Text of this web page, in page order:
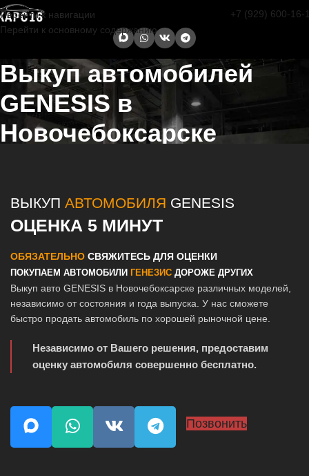
Перейти к навигации
Перейти к основному содержанию
+7 (929) 600-16-
Выкуп автомобилей
GENESIS в
Новочебоксарске
ВЫКУП АВТОМОБИЛЯ GENESIS
ОЦЕНКА 5 МИНУТ
ОБЯЗАТЕЛЬНО СВЯЖИТЕСЬ ДЛЯ ОЦЕНКИ
ПОКУПАЕМ АВТОМОБИЛИ ГЕНЕЗИС ДОРОЖЕ ДРУГИХ
Выкуп авто GENESIS в Новочебоксарске различных моделей,
независимо от состояния и года выпуска. У нас сможете
быстро продать автомобиль по хорошей рыночной цене.
Независимо от Вашего решения, предоставим
оценку автомобиля совершенно бесплатно.
Позвонить